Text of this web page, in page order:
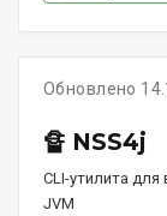
Обновлено
🔏 NSS4j
CLI-утилита
JVM